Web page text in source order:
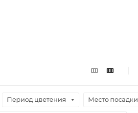
Период цветения Место посадки